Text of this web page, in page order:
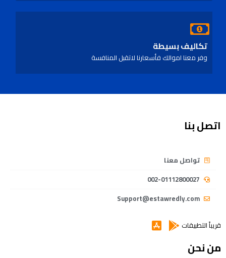
تكاليف بسيطة
وفر معنا اموالك فأسعارنا لاتقبل المنافسة
اتصل بنا
تواصل معنا
002-01112800027
Support@estawredly.com
قريباً التطبيقات
من نحن